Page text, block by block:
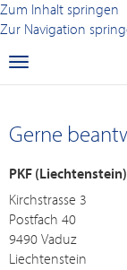
Zum Inhalt springen
Zur Navigation
Menu
Gerne
PKF
Kirchstrasse 3
Postfach 40
9490 Vaduz
Liechtenstein